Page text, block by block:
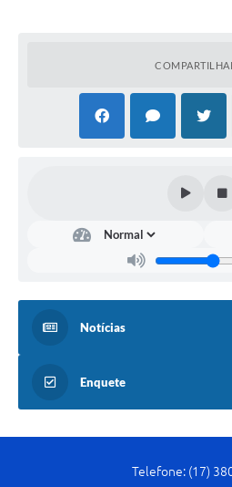
Notícias
Enquete
Telefone: (17)